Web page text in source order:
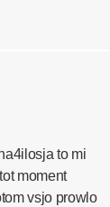
to mi
moment
vsjo prowlo